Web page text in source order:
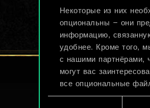
Некоторые из них
опциональны — они
информацию,
удобнее. Кроме того,
с нашими партнёрами,
могут вас
все опциональные